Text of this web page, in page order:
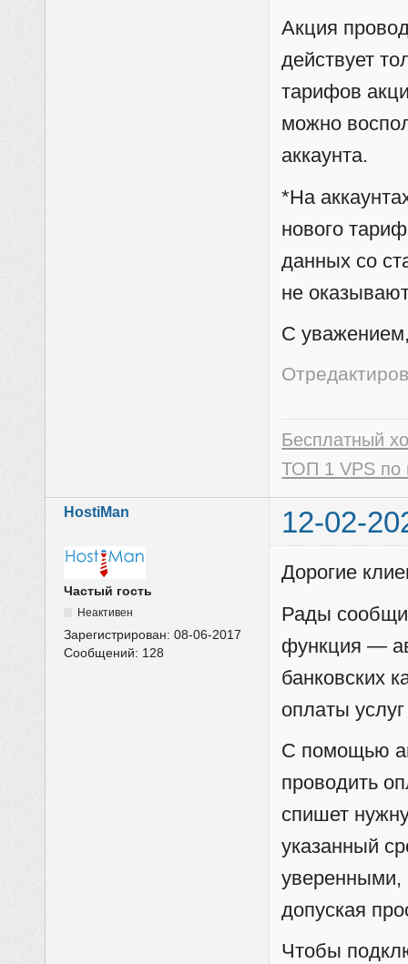
Акция
действует
тарифов
можно
аккаунта.
*На
нового
данных со
не
C
Бесплатный
ТОП 1 VPS по
HostiMan 12-02-
Частый гость
Неактивен
Зарегистрирован:08-06-2017
Сообщений: 128
Дорогие
Рады
функция —
банковских
оплаты
С помощью
проводить
спишет
указанный
уверенными,
допуская
Чтобы